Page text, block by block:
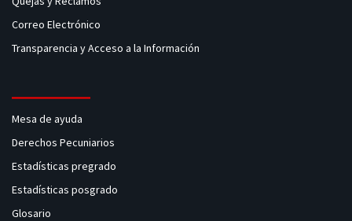
Correo Electrónico
Transparencia y Acceso a la Información
Mesa de ayuda
Derechos Pecuniarios
Estadísticas pregrado
Estadísticas posgrado
Glosario